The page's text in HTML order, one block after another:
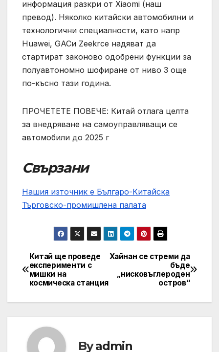
информация разкри от Xiaomi (наш
превод). Няколко китайски автомобилни и
технологични специалности, като напр
Huawei, GACи Zeekrсе надяват да
стартират законово одобрени функции за
полуавтономно шофиране от ниво 3 още
по-късно тази година.
ПРОЧЕТЕТЕ ПОВЕЧЕ: Китай отлага целта
за внедряване на самоуправляващи се
автомобили до 2025 г
Свързани
Нашия източник е Българо-Китайска
Търговско-промишлена палaта
Post
navigation
Хайнан се стреми да
бъде
„нисковъглероден
остров“
Китай ще проведе
експерименти с
мишки на
космическа станция
Byadmin